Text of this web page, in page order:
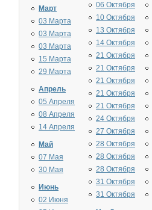
Март
03 Марта
03 Марта
03 Марта
15 Марта
29 Марта
Апрель
05 Апреля
08 Апреля
14 Апреля
Май
07 Мая
30 Мая
Июнь
02 Июня
06 Октября
10 Октября
13 Октября
14 Октября
21 Октября
21 Октября
21 Октября
21 Октября
21 Октября
24 Октября
27 Октября
28 Октября
28 Октября
28 Октября
31 Октября
31 Октября